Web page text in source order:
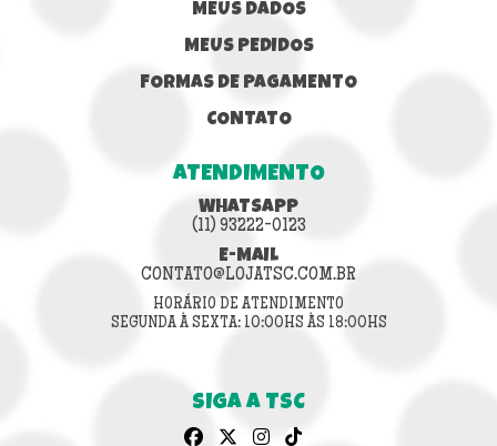
MEUS DADOS
MEUS PEDIDOS
FORMAS DE PAGAMENTO
CONTATO
ATENDIMENTO
WHATSAPP
(11) 93222-0123
E-MAIL
CONTATO@LOJATSC.COM.BR
HORÁRIO DE ATENDIMENTO
SEGUNDA À SEXTA: 10:00HS ÀS 18:00HS
SIGA A TSC